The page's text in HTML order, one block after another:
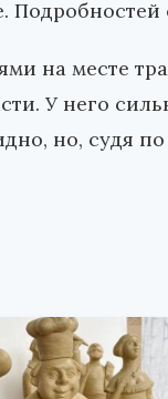
на месте
У него
но, судя